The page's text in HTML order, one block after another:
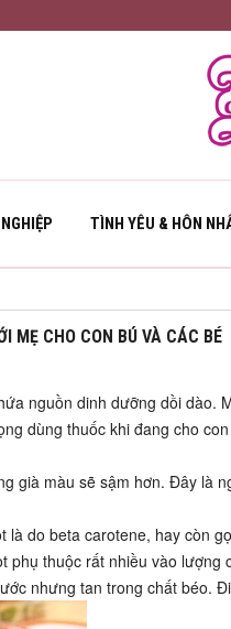
TÌNH YÊU & HÔN
MẸ CHO CON BÚ VÀ CÁC BÉ
nguồn dinh dưỡng dồi
dùng thuốc khi đang cho
già màu sẽ sậm hơn. Đây là
là do beta carotene, hay còn
phụ thuộc rất nhiều vào
nhưng tan trong chất béo.